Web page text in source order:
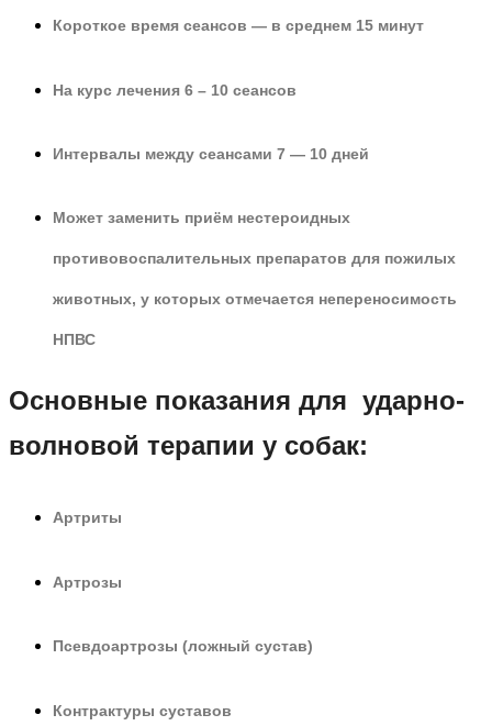
Короткое время сеансов — в среднем 15 минут
На курс лечения 6 – 10 сеансов
Интервалы между сеансами 7 — 10 дней
Может заменить приём нестероидных
противовоспалительных препаратов для пожилых
животных, у которых отмечается непереносимость
НПВС
Основные показания для ударно-
волновой терапии у собак:
Артриты
Артрозы
Псевдоартрозы (ложный сустав)
Контрактуры суставов